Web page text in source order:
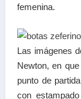
femenina.
Las imágenes
Newton, en
punto de
con